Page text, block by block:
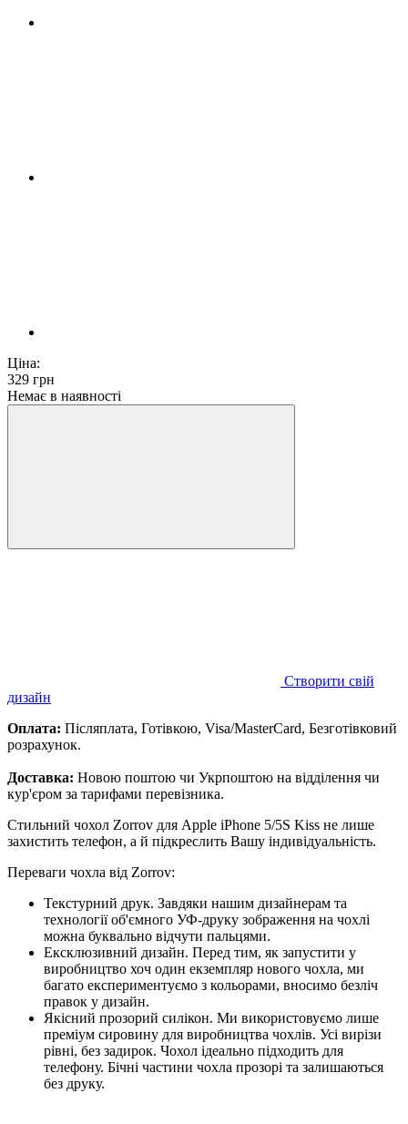
Ціна:
329 грн
Немає в наявності
Створити свій
дизайн
Оплата: Післяплата, Готівкою, Visa/MasterCard, Безготівковий
розрахунок.
Доставка: Новою поштою чи Укрпоштою на відділення чи
кур'єром за тарифами перевізника.
Стильний чохол Zorrov для Apple iPhone 5/5S Kiss не лише
захистить телефон, а й підкреслить Вашу індивідуальність.
Переваги чохла від Zorrov:
Текстурний друк. Завдяки нашим дизайнерам та
технології об'ємного УФ-друку зображення на чохлі
можна буквально відчути пальцями.
Ексклюзивний дизайн. Перед тим, як запустити у
виробництво хоч один екземпляр нового чохла, ми
багато експериментуємо з кольорами, вносимо безліч
правок у дизайн.
Якісний прозорий силікон. Ми використовуємо лише
преміум сировину для виробництва чохлів. Усі вирізи
рівні, без задирок. Чохол ідеально підходить для
телефону. Бічні частини чохла прозорі та залишаються
без друку.